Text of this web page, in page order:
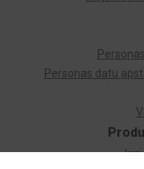
Personas datu